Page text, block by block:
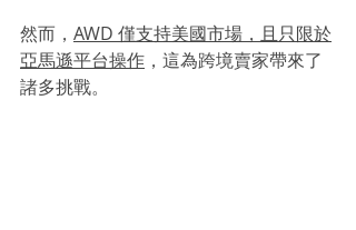
然而， AWD 僅支持美國市場，且只限於
亞馬遜平台操作 ，這為跨境賣家帶來了
諸多挑戰。